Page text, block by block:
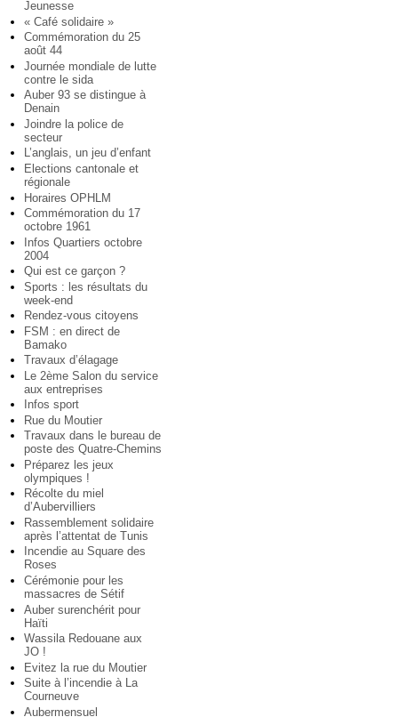
Jeunesse
« Café solidaire »
Commémoration du 25
août 44
Journée mondiale de lutte
contre le sida
Auber 93 se distingue à
Denain
Joindre la police de
secteur
L’anglais, un jeu d’enfant
Elections cantonale et
régionale
Horaires OPHLM
Commémoration du 17
octobre 1961
Infos Quartiers octobre
2004
Qui est ce garçon ?
Sports : les résultats du
week-end
Rendez-vous citoyens
FSM : en direct de
Bamako
Travaux d’élagage
Le 2ème Salon du service
aux entreprises
Infos sport
Rue du Moutier
Travaux dans le bureau de
poste des Quatre-Chemins
Préparez les jeux
olympiques !
Récolte du miel
d’Aubervilliers
Rassemblement solidaire
après l’attentat de Tunis
Incendie au Square des
Roses
Cérémonie pour les
massacres de Sétif
Auber surenchérit pour
Haïti
Wassila Redouane aux
JO !
Evitez la rue du Moutier
Suite à l’incendie à La
Courneuve
Aubermensuel